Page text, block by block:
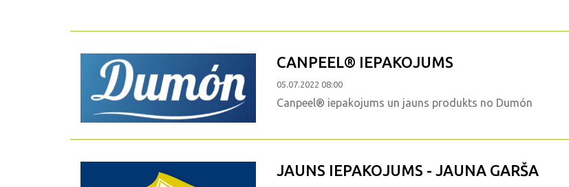
CANPEEL® IEPAKOJUMS
05.07.2022 08:00
Canpeel® iepakojums un jauns produkts no Dumón
JAUNS IEPAKOJUMS - JAUNA GARŠA